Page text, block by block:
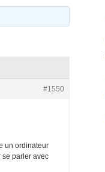
#1550
un ordinateur
se parler avec